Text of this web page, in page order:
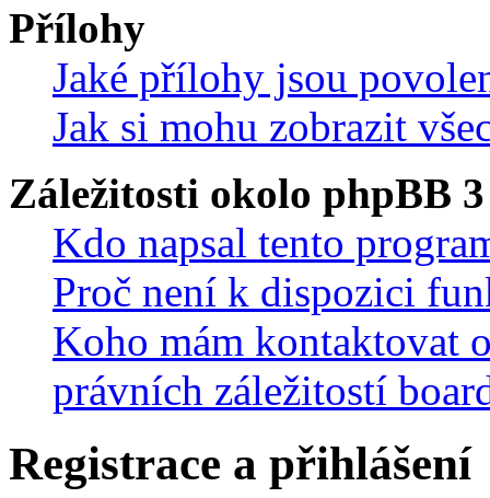
Přílohy
Jaké přílohy jsou
Jak si mohu zobrazit
Záležitosti okolo phpBB 3
Kdo napsal tento
Proč není k dispozici
Koho mám kontaktovat
právních záležitostí
Registrace a přihlášení